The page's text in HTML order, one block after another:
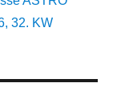
32. KW